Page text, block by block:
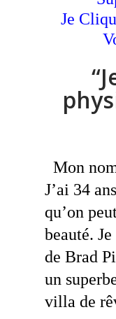
Je
Mon
J’ai 34
qu’on
beauté.
de Brad
un
villa de